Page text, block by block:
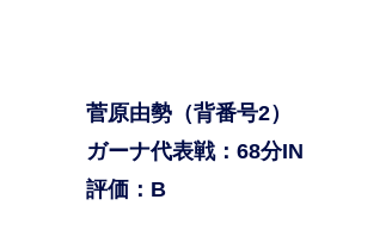
菅原由勢（背番号2）
ガーナ代表戦：68分IN
評価：B